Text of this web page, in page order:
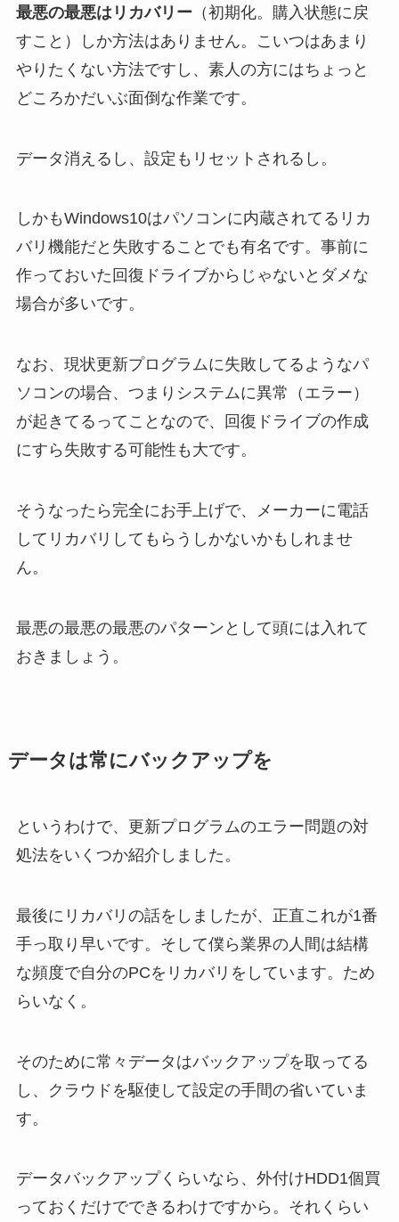
最悪の最悪はリカバリー （初期化。購入状態に戻
すこと）しか方法はありません。こいつはあまり
やりたくない方法ですし、素人の方にはちょっと
どころかだいぶ面倒な作業です。
データ消えるし、設定もリセットされるし。
しかもWindows10はパソコンに内蔵されてるリカ
バリ機能だと失敗することでも有名です。事前に
作っておいた回復ドライブからじゃないとダメな
場合が多いです。
なお、現状更新プログラムに失敗してるようなパ
ソコンの場合、つまりシステムに異常（エラー）
が起きてるってことなので、回復ドライブの作成
にすら失敗する可能性も大です。
そうなったら完全にお手上げで、メーカーに電話
してリカバリしてもらうしかないかもしれませ
ん。
最悪の最悪の最悪のパターンとして頭には入れて
おきましょう。
データは常にバックアップを
というわけで、更新プログラムのエラー問題の対
処法をいくつか紹介しました。
最後にリカバリの話をしましたが、正直これが1番
手っ取り早いです。そして僕ら業界の人間は結構
な頻度で自分のPCをリカバリをしています。ため
らいなく。
そのために常々データはバックアップを取ってる
し、クラウドを駆使して設定の手間の省いていま
す。
データバックアップくらいなら、外付けHDD1個買
っておくだけでできるわけですから。それくらい